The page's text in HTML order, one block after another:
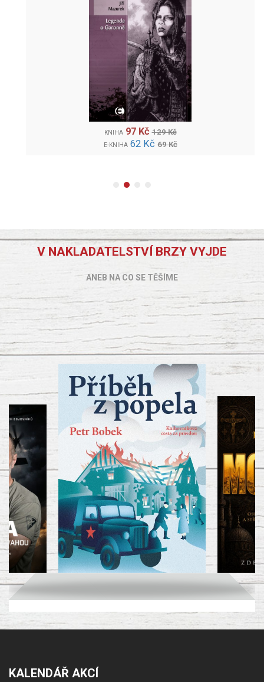
KNIHA 97 Kč 129 Kč
E-KNIHA 62 Kč 69 Kč
V NAKLADATELSTVÍ BRZY VYJDE
ANEB NA CO SE TĚŠÍME
KALENDÁŘ AKCÍ